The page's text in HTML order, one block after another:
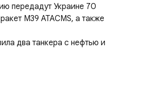
передадут Украине 70
M39 ATACMS, а также